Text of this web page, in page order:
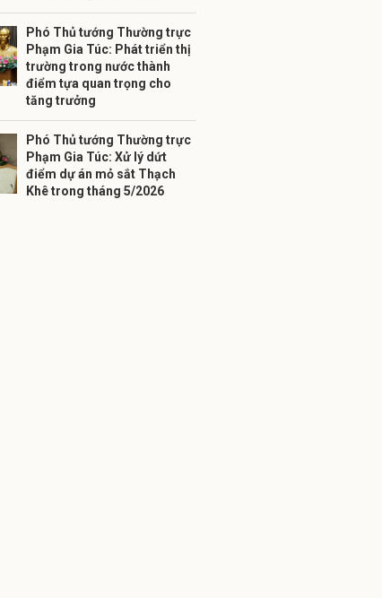
Phó Thủ tướng Thường trực
Phạm Gia Túc: Phát triển thị
trường trong nước thành
điểm tựa quan trọng cho
tăng trưởng
Phó Thủ tướng Thường trực
Phạm Gia Túc: Xử lý dứt
điểm dự án mỏ sắt Thạch
Khê trong tháng 5/2026